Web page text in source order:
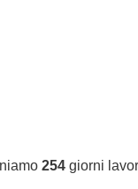
254 giorni